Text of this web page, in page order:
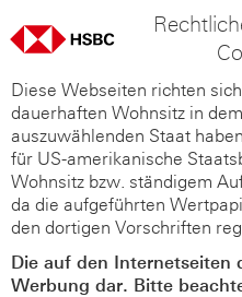
Diese Webseiten richten
dauerhaften Wohnsitz in
auszuwählenden Staat
für US-amerikanische
Wohnsitz bzw. ständigem
da die aufgeführten
den dortigen Vorschriften
Die auf den Internetseiten
Werbung dar. Bitte